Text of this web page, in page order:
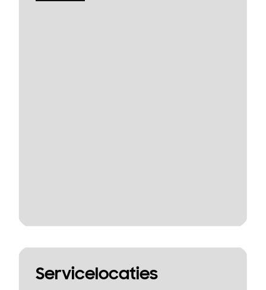
Servicelocaties